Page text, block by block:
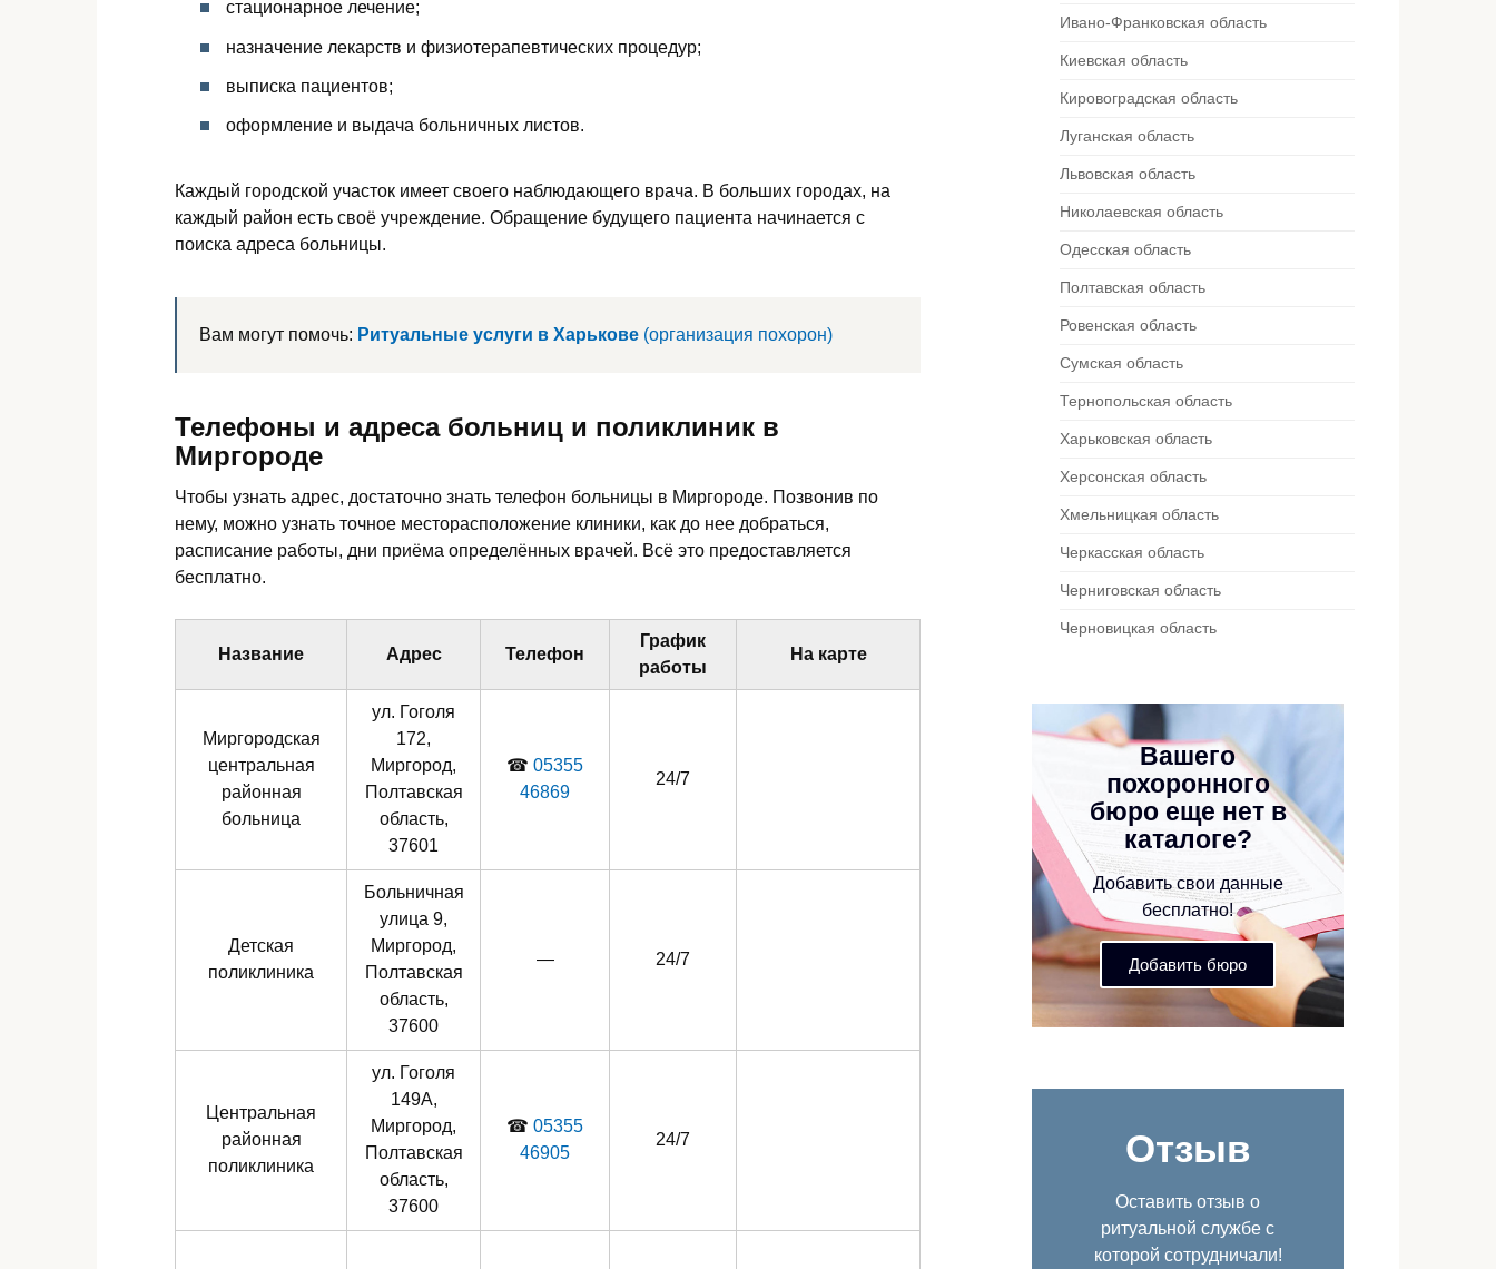
стационарное лечение;
назначение лекарств и физиотерапевтических процедур;
выписка пациентов;
оформление и выдача больничных листов.
Каждый городской участок имеет своего наблюдающего врача. В больших городах, на
каждый район есть своё учреждение. Обращение будущего пациента начинается с
поиска адреса больницы.
Вам могут помочь: Ритуальные услуги в Харькове (организация похорон)
Телефоны и адреса больниц и поликлиник в
Миргороде
Чтобы узнать адрес, достаточно знать телефон больницы в Миргороде. Позвонив по
нему, можно узнать точное месторасположение клиники, как до нее добраться,
расписание работы, дни приёма определённых врачей. Всё это предоставляется
бесплатно.
Название Адрес Телефон
График
работы
На карте
Миргородская
центральная
районная
больница
ул. Гоголя
172,
Миргород,
Полтавская
область,
37601
☎ 05355
46869
24/7
Детская
поликлиника
Больничная
улица 9,
Миргород,
Полтавская
область,
37600
— 24/7
Центральная
районная
поликлиника
ул. Гоголя
149А,
Миргород,
Полтавская
область,
37600
☎ 05355
46905
24/7
Ивано-Франковская область
Киевская область
Кировоградская область
Луганская область
Львовская область
Николаевская область
Одесская область
Полтавская область
Ровенская область
Сумская область
Тернопольская область
Харьковская область
Херсонская область
Хмельницкая область
Черкасская область
Черниговская область
Черновицкая область
Вашего
похоронного
бюро еще нет в
каталоге?
Добавить свои данные
бесплатно!
Добавить бюро
Отзыв
Оставить отзыв о
ритуальной службе с
которой сотрудничали!